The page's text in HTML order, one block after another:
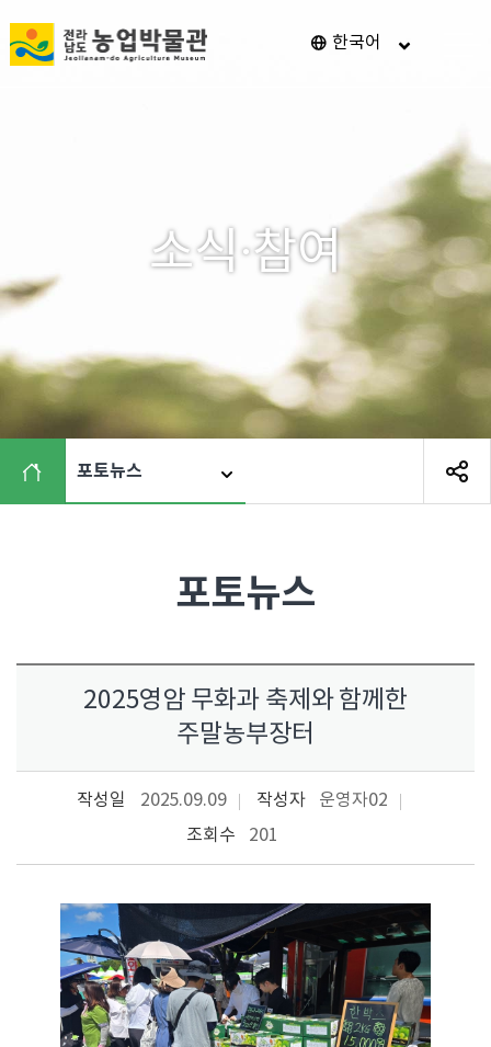
전
남
시
업
박
물
관
"
한국어
소식·참여
포토뉴스
포토뉴스
2025영암 무화과 축제와 함께한
주말농부장터
작성일 2025.09.09 작성자
운영자02
조회수
201